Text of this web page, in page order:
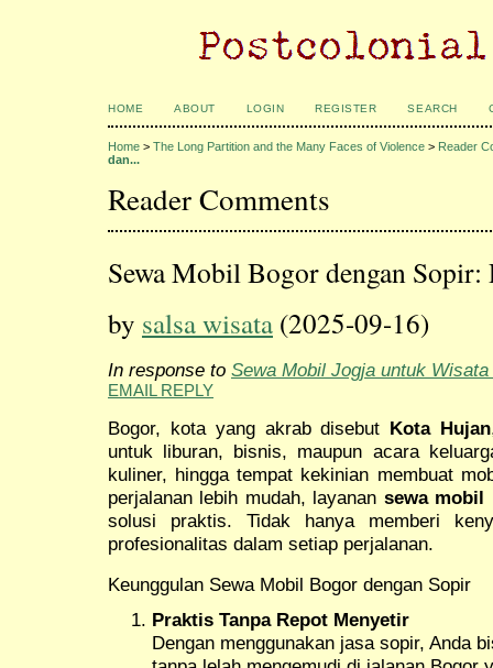
HOME ABOUT LOGIN REGISTER SEARCH
Home > The Long Partition and the Many Faces of Violence > Reader
dan...
Reader Comments
Sewa Mobil Bogor dengan
by salsa wisata (2025-09-16)
In response to Sewa Mobil Jogja untuk
EMAIL REPLY
Bogor, kota yang akrab disebut Kota Hujan
untuk liburan, bisnis, maupun acara
kuliner, hingga tempat kekinian membuat
perjalanan lebih mudah, layanan sewa mobil
solusi praktis. Tidak hanya memberi
profesionalitas dalam setiap perjalanan.
Keunggulan Sewa Mobil Bogor dengan Sopir
Praktis Tanpa Repot Menyetir
Dengan menggunakan jasa sopir, Anda